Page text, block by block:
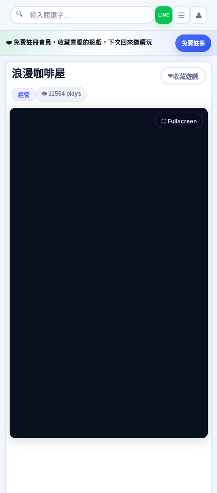
🔍 LINE 👤
❤️ 免費註冊會員，收藏喜愛的遊戲，下次回來繼續玩 免費註冊
浪漫咖啡屋 ❤收藏遊戲
經營 👁 11554 plays
⛶ Fullscreen